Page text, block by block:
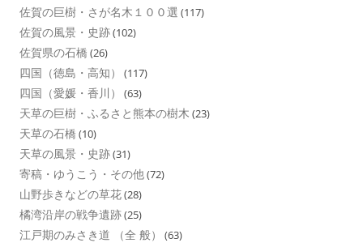
佐賀の巨樹・さが名木１００選 (117)
佐賀の風景・史跡(102)
佐賀県の石橋 (26)
四国（徳島・高知） (117)
四国（愛媛・香川） (63)
天草の巨樹・ふるさと熊本の樹木 (23)
天草の石橋 (10)
天草の風景・史跡(31)
寄稿・ゆうこう・その他(72)
山野歩きなどの草花(28)
橘湾沿岸の戦争遺跡(25)
江戸期のみさき道 （全 般） (63)